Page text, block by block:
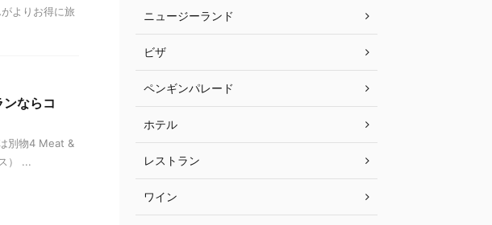
よりお得に旅
ならコ
別物4 Meat &
） ...
ニュージーランド
ビザ
ペンギンパレード
ホテル
レストラン
ワイン